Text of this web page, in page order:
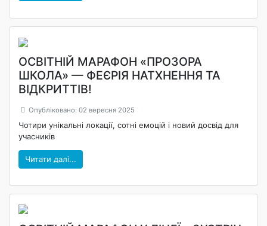
ОСВІТНІЙ МАРАФОН «ПРОЗОРА
ШКОЛА» — ФЕЄРІЯ НАТХНЕННЯ ТА
ВІДКРИТТІВ!
Опубліковано: 02 вересня 2025
Чотири унікальні локації, сотні емоцій і новий досвід для
учасників
Читати далі...